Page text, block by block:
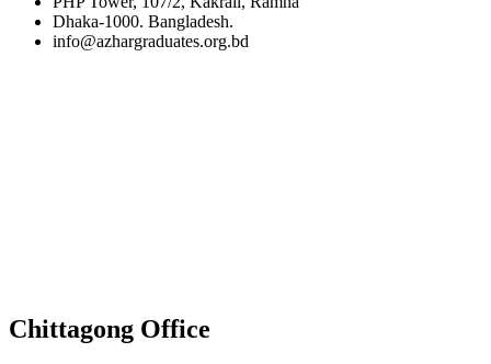
Dhaka-1000. Bangladesh.
info@azhargraduates.org.bd
Chittagong Office